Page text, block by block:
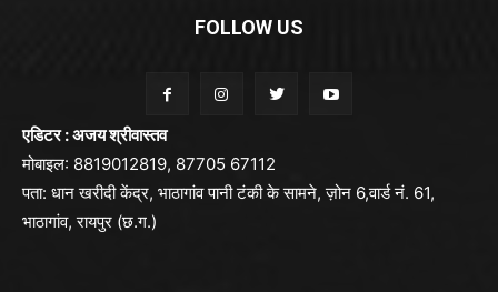
FOLLOW US
एडिटर : अजय श्रीवास्तव
मोबाइल: 8819012819, 87705 67112
पता: धान खरीदी केंद्र, भाठागांव पानी टंकी के सामने, ज़ोन 6,वार्ड नं. 61,
भाठागांव, रायपुर (छ.ग.)